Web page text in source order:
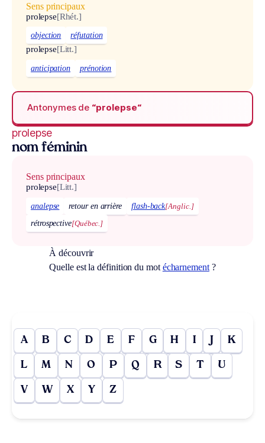
Sens principaux
prolepse[Rhét.]
objection réfutation
prolepse[Litt.]
anticipation prénotion
Antonymes de “prolepse“
prolepse
nom féminin
Sens principaux
prolepse[Litt.]
analepse retour en arrière flash-back[Anglic.]
rétrospective[Québec.]
À découvrir
Quelle est la définition du mot écharnement?
A B C D E F G H I J K
L M N O P Q R S T U
V W X Y Z